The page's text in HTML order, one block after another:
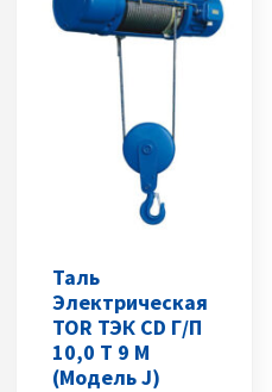
Таль
Электрическая
TOR ТЭК CD Г/п
10,0 Т 9 М
(модель J)